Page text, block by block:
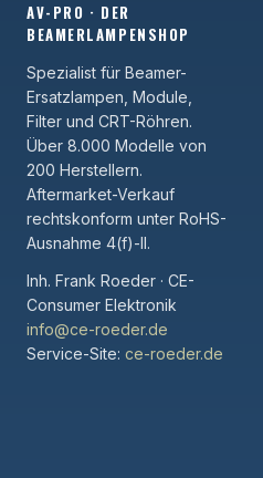
AV-PRO · DER
BEAMERLAMPENSHOP
Spezialist für Beamer-
Ersatzlampen, Module,
Filter und CRT-Röhren.
Über 8.000 Modelle von
200 Herstellern.
Aftermarket-Verkauf
rechtskonform unter RoHS-
Ausnahme 4(f)-II.
Inh. Frank Roeder · CE-
Consumer Elektronik
info@ce-roeder.de
Service-Site: ce-roeder.de